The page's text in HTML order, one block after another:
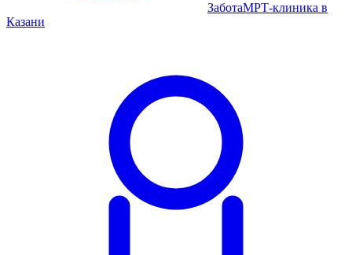
ЗаботаМРТ‑клиника в
Казани